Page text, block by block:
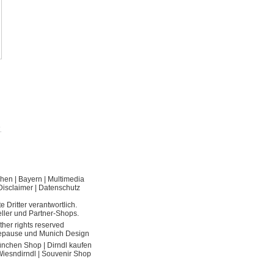
Bayern
Multimedia
Datenschutz
Dritter verantwortlich.
und Partner-Shops.
rights reserved
und Munich Design
Shop
Dirndl kaufen
Souvenir Shop